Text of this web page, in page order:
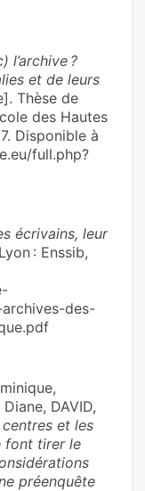
l’archive ?
et de leurs
Thèse de
des Hautes
Disponible à
full.php?
écrivains, leur
: Enssib,
des-
DAVID,
centres et les
font tirer le
préenquête